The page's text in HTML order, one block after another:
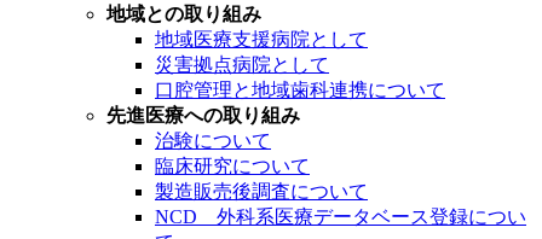
地域との取り組み
地域医療支援病院として
災害拠点病院として
口腔管理と地域歯科連携について
先進医療への取り組み
治験について
臨床研究について
製造販売後調査について
NCD 外科系医療データベース登録につい